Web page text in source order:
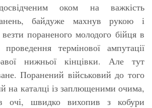
оком на важкість
байдуже махнув рукою і
пораненого молодого бійця в
термінової ампутації
нижньої кінцівки. Але тут
Поранений військовий до того
на каталці із заплющеними очима,
очі, швидко вихопив з кобури